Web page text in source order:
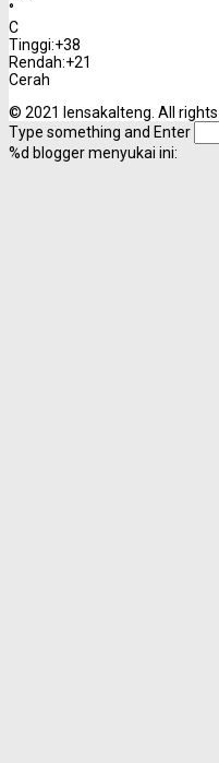
°
C
Tinggi:+38
Rendah:+21
Cerah
© 2021 lensakalteng. All rights
Type something and Enter
%d blogger menyukai ini: